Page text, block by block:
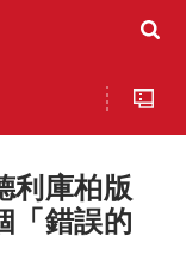
利庫柏版
「錯誤的